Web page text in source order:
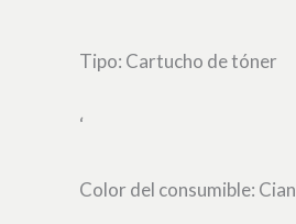
Tipo: Cartucho de tóner
‘
Color del consumible: Cian